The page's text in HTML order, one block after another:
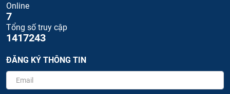
Online
7
Tổng số truy cập
1417243
ĐĂNG KÝ THÔNG TIN